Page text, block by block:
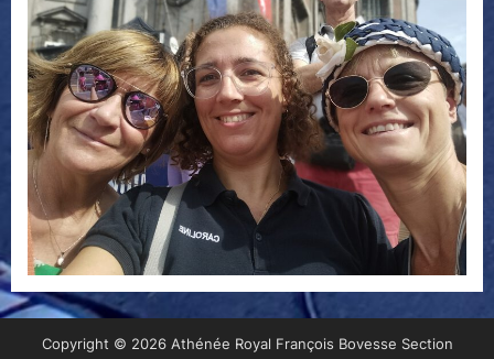
Copyright © 2026 Athénée Royal François Bovesse Section